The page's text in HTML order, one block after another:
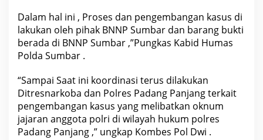
Dalam hal ini , Proses dan pengembangan kasus di
lakukan oleh pihak BNNP Sumbar dan barang bukti
berada di BNNP Sumbar ,”Pungkas Kabid Humas
Polda Sumbar .
“Sampai Saat ini koordinasi terus dilakukan
Ditresnarkoba dan Polres Padang Panjang terkait
pengembangan kasus yang melibatkan oknum
jajaran anggota polri di wilayah hukum polres
Padang Panjang ,” ungkap Kombes Pol Dwi .